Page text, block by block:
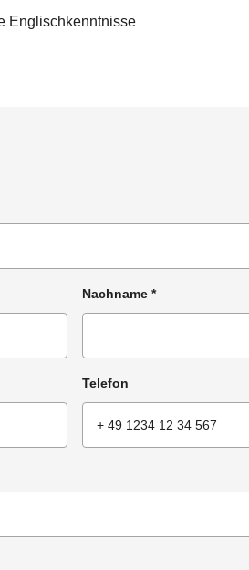
Englischkenntnisse
Nachname *
Telefon